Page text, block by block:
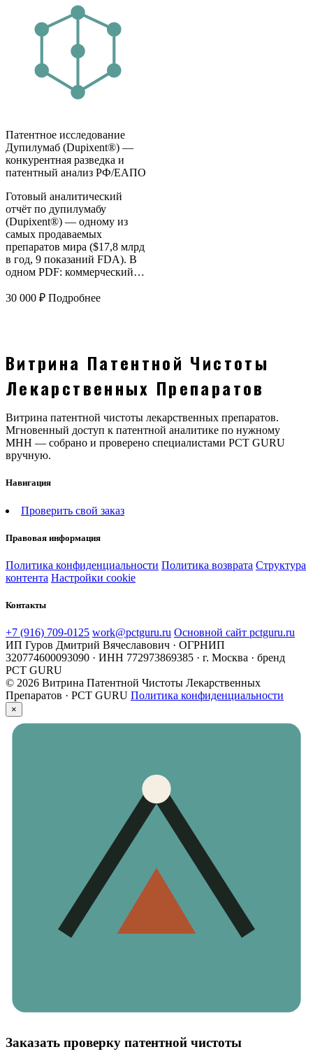
Патентное исследование
Дупилумаб (Dupixent®) —
конкурентная разведка и
патентный анализ РФ/ЕАПО
Готовый аналитический
отчёт по дупилумабу
(Dupixent®) — одному из
самых продаваемых
препаратов мира ($17,8 млрд
в год, 9 показаний FDA). В
одном PDF: коммерческий…
30 000 ₽ Подробнее
Витрина Патентной Чистоты
Лекарственных Препаратов
Витрина патентной чистоты лекарственных препаратов.
Мгновенный доступ к патентной аналитике по нужному
МНН — собрано и проверено специалистами PCT GURU
вручную.
Навигация
Проверить свой заказ
Правовая информация
Политика конфиденциальности Политика возврата Структура
контента Настройки cookie
Контакты
+7 (916) 709-0125 work@pctguru.ru Основной сайт pctguru.ru
ИП Гуров Дмитрий Вячеславович · ОГРНИП
320774600093090 · ИНН 772973869385 · г. Москва · бренд
PCT GURU
© 2026 Витрина Патентной Чистоты Лекарственных
Препаратов · PCT GURU Политика конфиденциальности
×
Заказать проверку патентной чистоты